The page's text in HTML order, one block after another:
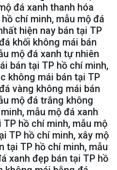
đá xanh thanh hóa
chí minh, mẫu mộ đá
hiện nay bán tại TP
khối không mái bán
mộ đá xanh tự nhiên
bán tại TP hồ chí minh,
không mái bán tại TP
vàng không mái bán
mộ đá trắng không
mẫu mộ đá xanh
hồ chí minh, mẫu mộ
TP hồ chí minh, xây mộ
tại TP hồ chí minh, mẫu
xanh đẹp bán tại TP hồ